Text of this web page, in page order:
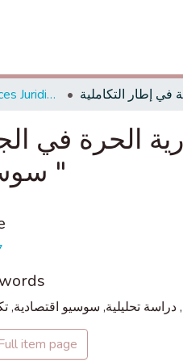
Faculté des Sciences Juridiques, Economiques et Sociales - Agdal - Rabat
الحرة في
سوسيو اقتصادية في إطار التكاملية "
,دراسة تحليلية, سوسيو اقتصادية,
item page